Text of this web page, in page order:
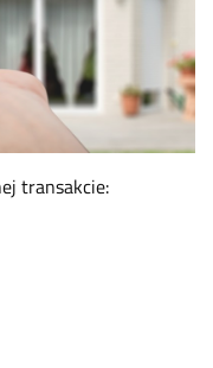
transakcie: